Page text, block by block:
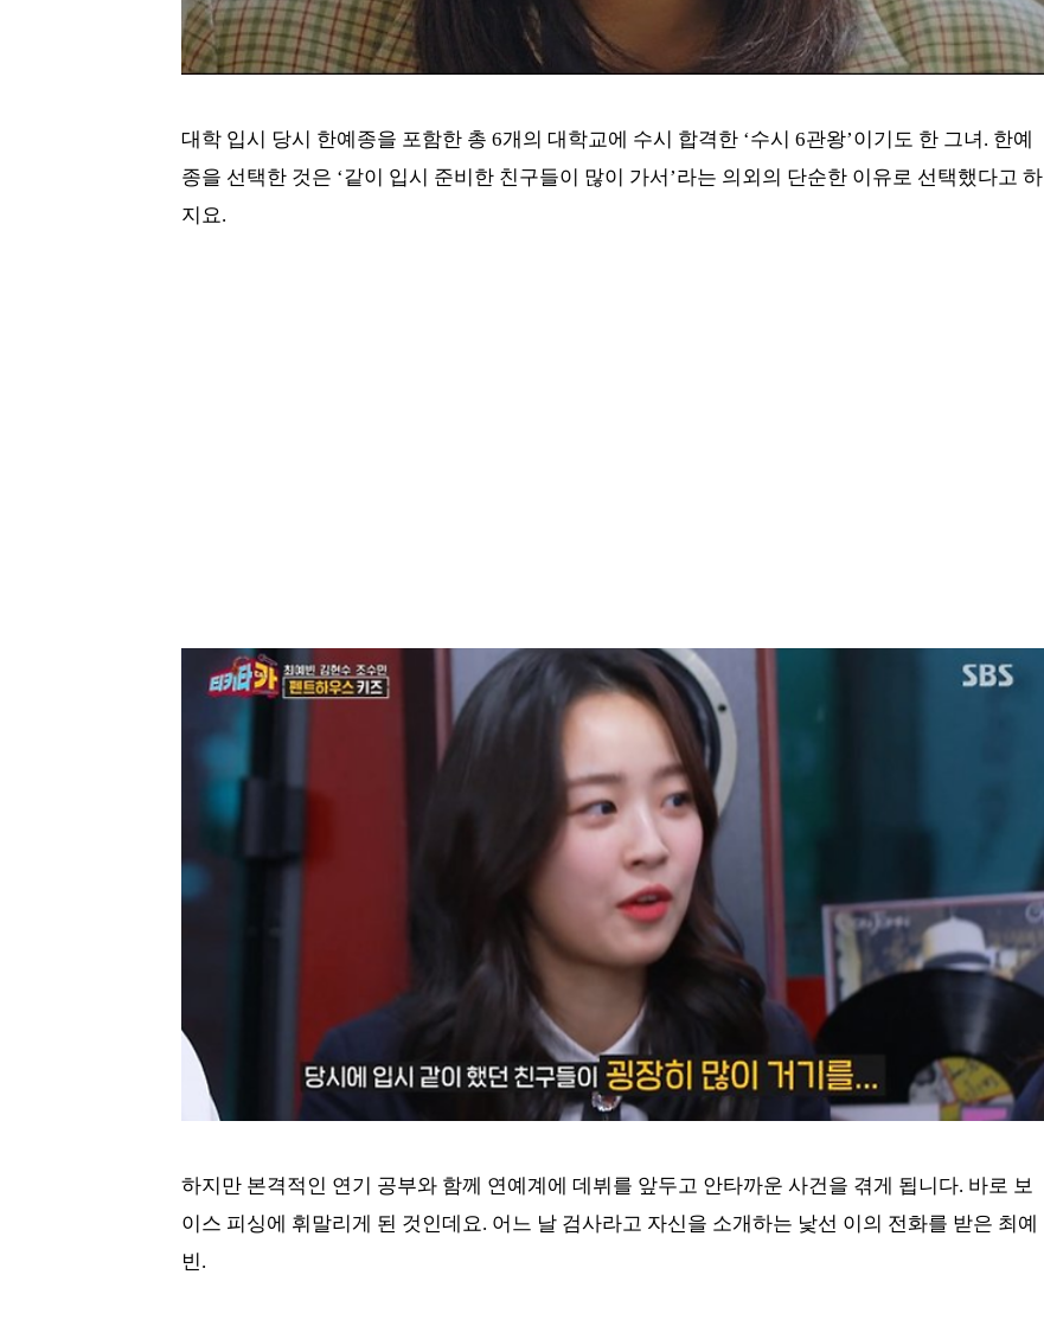
대학 입시 당시 한예종을 포함한 총 6개의 대학교에 수시 합격한 ‘수시 6관왕’이기도 한 그녀. 한예
종을 선택한 것은 ‘같이 입시 준비한 친구들이 많이 가서’라는 의외의 단순한 이유로 선택했다고 하
지요.
하지만 본격적인 연기 공부와 함께 연예계에 데뷔를 앞두고 안타까운 사건을 겪게 됩니다. 바로 보
이스 피싱에 휘말리게 된 것인데요. 어느 날 검사라고 자신을 소개하는 낯선 이의 전화를 받은 최예
빈.